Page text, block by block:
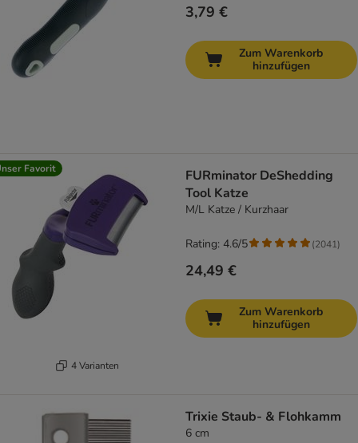
3,79 €
Zum Warenkorb
hinzufügen
Favorit
4 Varianten
FURminator DeShedding
Tool Katze
M/L Katze / Kurzhaar
24,49 €
Rating: 4.6/5 (2041)
Zum Warenkorb
hinzufügen
Trixie Staub- & Flohkamm
6 cm